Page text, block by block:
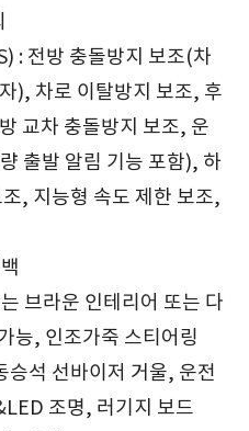
: 전방 충돌방지 보조(차
), 차로 이탈방지 보조, 후
교차 충돌방지 보조, 운
출발 알림 기능 포함), 하
, 지능형 속도 제한 보조,
브라운 인테리어 또는 다
능, 인조가죽 스티어링
승석 선바이저 거울, 운전
조명, 러기지 보드